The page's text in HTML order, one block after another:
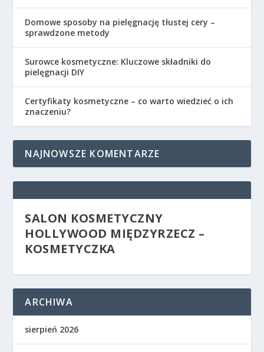
Domowe sposoby na pielęgnację tłustej cery –
sprawdzone metody
Surowce kosmetyczne: Kluczowe składniki do
pielęgnacji DIY
Certyfikaty kosmetyczne – co warto wiedzieć o ich
znaczeniu?
NAJNOWSZE KOMENTARZE
SALON KOSMETYCZNY
HOLLYWOOD MIĘDZYRZECZ –
KOSMETYCZKA
ARCHIWA
sierpień 2026